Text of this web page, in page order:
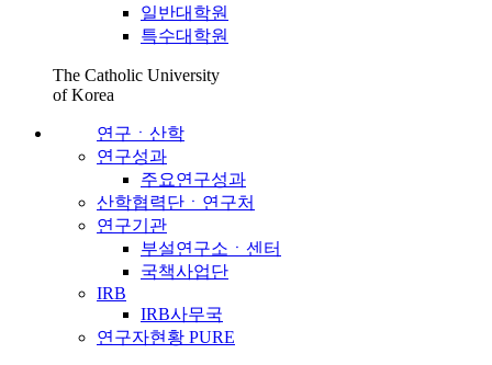
일반대학원
특수대학원
The Catholic University
of Korea
연구ㆍ산학
연구성과
주요연구성과
산학협력단ㆍ연구처
연구기관
부설연구소ㆍ센터
국책사업단
IRB
IRB사무국
연구자현황 PURE